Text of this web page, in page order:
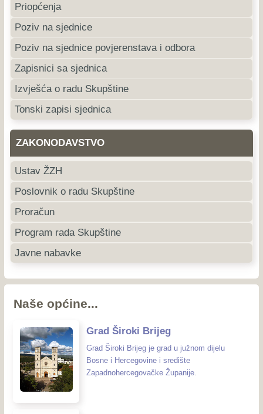
Priopćenja
Poziv na sjednice
Poziv na sjednice povjerenstava i odbora
Zapisnici sa sjednica
Izvješća o radu Skupštine
Tonski zapisi sjednica
ZAKONODAVSTVO
Ustav ŽZH
Poslovnik o radu Skupštine
Proračun
Program rada Skupštine
Javne nabavke
Naše općine...
Grad Široki Brijeg
Grad Široki Brijeg je grad u južnom dijelu
Bosne i Hercegovine i središte
Zapadnohercegovačke Županije.